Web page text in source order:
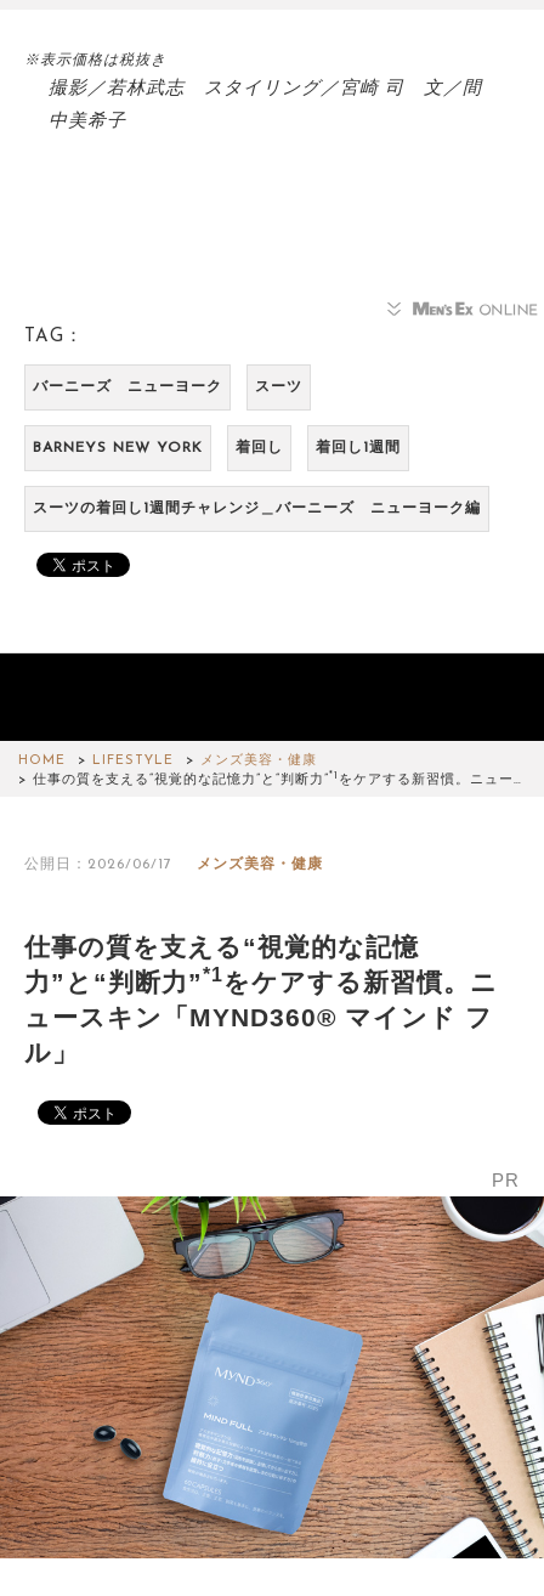
※表示価格は税抜き
撮影／若林武志 スタイリング／宮崎 司 文／間
中美希子
TAG：
バーニーズ ニューヨーク スーツ
BARNEYS NEW YORK 着回し 着回し1週間
スーツの着回し1週間チャレンジ＿バーニーズ ニューヨーク編
HOME LIFESTYLE
メンズ美容・健康
仕事の質を支える“視覚的な記憶力”と“判断力”*1 をケアする新習慣。ニュー…
公開日：2026/06/17 メンズ美容・健康
仕事の質を支える“視覚的な記憶
力”と“判断力”*1をケアする新習慣。ニ
ュースキン「MYND360® マインド フ
ル」
PR